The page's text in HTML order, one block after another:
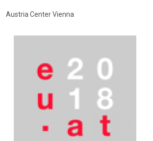
Austria Center Vienna